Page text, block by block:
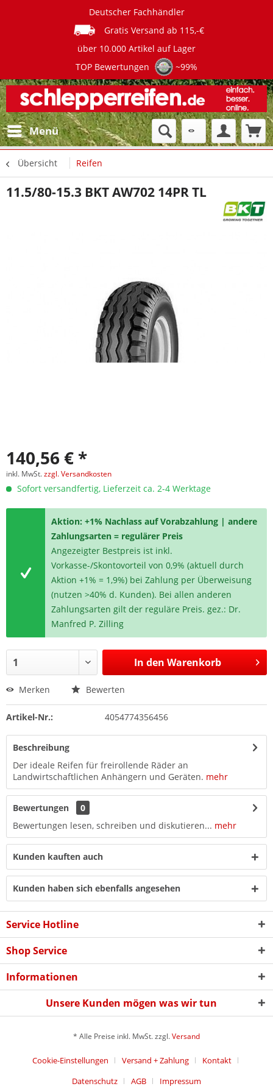
Deutscher Fachhändler
Gratis Versand ab 115,-€
über 10.000 Artikel auf Lager
TOP Bewertungen
~99%
Menü
Übersicht Reifen
11.5/80-15.3 BKT AW702 14PR TL
140,56 € *
inkl. MwSt.zzgl. Versandkosten
Sofort versandfertig, Lieferzeit ca. 2-4 Werktage
Aktion: +1% Nachlass auf Vorabzahlung | andere
Zahlungsarten = regulärer Preis
Angezeigter Bestpreis ist inkl.
Vorkasse-/Skontovorteil von 0,9% (aktuell durch
Aktion +1% = 1,9%) bei Zahlung per Überweisung
(nutzen >40% d. Kunden). Bei allen anderen
Zahlungsarten gilt der reguläre Preis. gez.: Dr.
Manfred P. Zilling
In den Warenkorb
Merken Bewerten
Artikel-Nr.: 4054774356456
Beschreibung
Der ideale Reifen für freirollende Räder an
Landwirtschaftlichen Anhängern und Geräten. mehr
Bewertungen
0
Bewertungen lesen, schreiben und diskutieren... mehr
Kunden kauften auch
Kunden haben sich ebenfalls angesehen
Service Hotline
Shop Service
Informationen
Unsere Kunden mögen was wir tun
* Alle Preise inkl. MwSt. zzgl.Versand
Cookie-Einstellungen Versand + Zahlung
Kontakt
Datenschutz
AGB
Impressum